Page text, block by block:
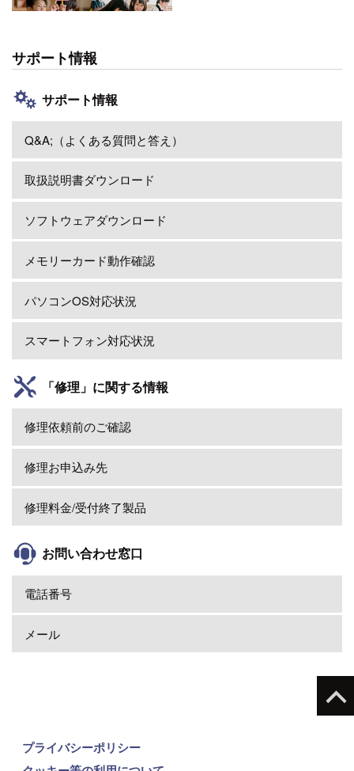
サポート情報
サポート情報
Q&A;（よくある質問と答え）
取扱説明書ダウンロード
ソフトウェアダウンロード
メモリーカード動作確認
パソコンOS対応状況
スマートフォン対応状況
「修理」に関する情報
修理依頼前のご確認
修理お申込み先
修理料金/受付終了製品
お問い合わせ窓口
電話番号
メール
プライバシーポリシー